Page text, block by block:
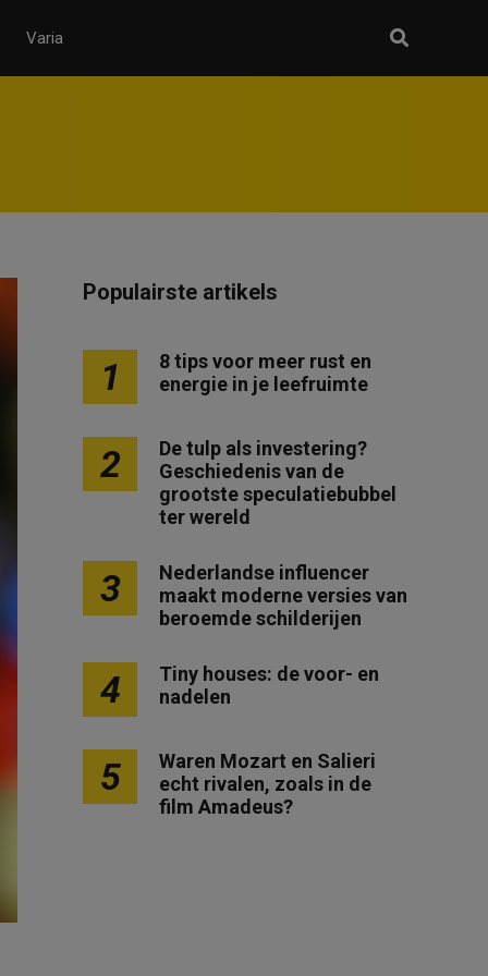
Varia
Populairste artikels
1
8 tips voor meer rust en
energie in je leefruimte
2
De tulp als investering?
Geschiedenis van de
grootste speculatiebubbel
ter wereld
3
Nederlandse influencer
maakt moderne versies van
beroemde schilderijen
4
Tiny houses: de voor- en
nadelen
5
Waren Mozart en Salieri
echt rivalen, zoals in de
film Amadeus?